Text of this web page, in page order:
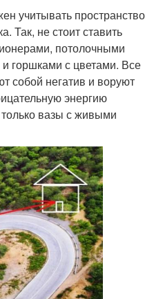
учитывать пространство
Так, не стоит ставить
потолочными
горшками с цветами. Все
собой негатив и воруют
энергию
вазы с живыми